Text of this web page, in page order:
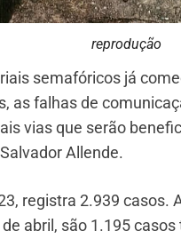
reprodução
semafóricos já
as falhas de
vias que serão
Allende.
registra 2.939 casos.
abril, são 1.195